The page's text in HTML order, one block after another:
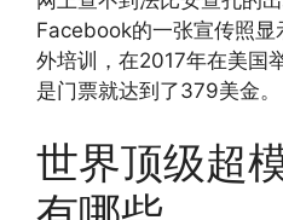
Facebook的一张宣传照显
外培训，在2017年在美国
是门票就达到了379美金。
世界顶级超